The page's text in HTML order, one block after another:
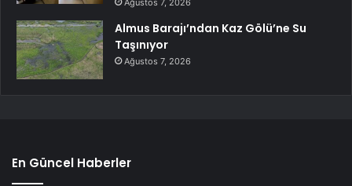
Ağustos 7, 2026
Almus Barajı’ndan Kaz Gölü’ne Su
Taşınıyor
Ağustos 7, 2026
En Güncel Haberler